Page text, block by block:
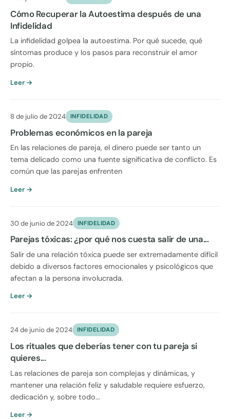
Cómo Recuperar la Autoestima después de una
Infidelidad
La infidelidad golpea la autoestima. Por qué sucede, qué
síntomas produce y los pasos para reconstruir el amor
propio.
Leer →
8 de julio de 2024 INFIDELIDAD
Problemas económicos en la pareja
En las relaciones de pareja, el dinero puede ser tanto un
tema delicado como una fuente significativa de conflicto. Es
común que las parejas enfrenten
Leer →
30 de junio de 2024 INFIDELIDAD
Parejas tóxicas: ¿por qué nos cuesta salir de una...
Salir de una relación tóxica puede ser extremadamente difícil
debido a diversos factores emocionales y psicológicos que
afectan a la persona involucrada.
Leer →
24 de junio de 2024 INFIDELIDAD
Los rituales que deberías tener con tu pareja si
quieres...
Las relaciones de pareja son complejas y dinámicas, y
mantener una relación feliz y saludable requiere esfuerzo,
dedicación y, sobre todo...
Leer →